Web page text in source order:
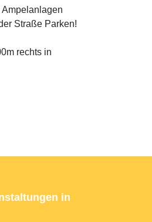
Straße Parken!
rechts in
in